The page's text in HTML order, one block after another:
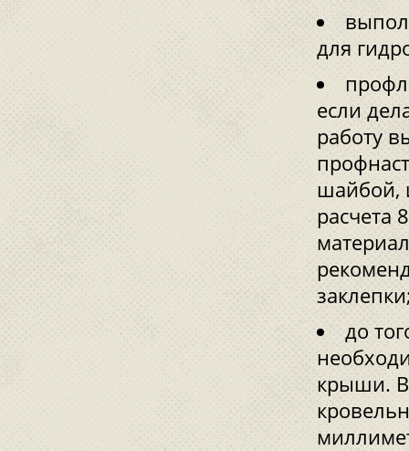
для
если
работу
шайбой,
расчета
до
крыши. В